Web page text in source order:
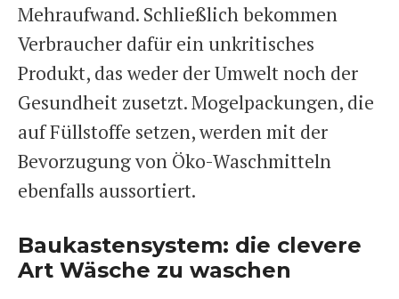
Mehraufwand. Schließlich bekommen
Verbraucher dafür ein unkritisches
Produkt, das weder der Umwelt noch der
Gesundheit zusetzt. Mogelpackungen, die
auf Füllstoffe setzen, werden mit der
Bevorzugung von Öko-Waschmitteln
ebenfalls aussortiert.
Baukastensystem: die clevere
Art Wäsche zu waschen